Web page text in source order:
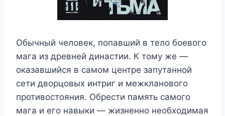
Обычный человек, попавший в тело боевого
мага из древней династии. К тому же —
оказавшийся в самом центре запутанной
сети дворцовых интриг и межкланового
противостояния. Обрести память самого
мага и его навыки — жизненно необходимая